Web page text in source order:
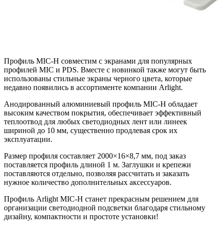
Профиль MIC-H совместим с экранами для популярных
профилей MIC и PDS. Вместе с новинкой также могут быть
использованы стильные экраны черного цвета, которые
недавно появились в ассортименте компании Arlight.
Анодированный алюминиевый профиль MIC-H обладает
высоким качеством покрытия, обеспечивает эффективный
теплоотвод для любых светодиодных лент или линеек
шириной до 10 мм, существенно продлевая срок их
эксплуатации.
Размер профиля составляет 2000×16×8,7 мм, под заказ
поставляется профиль длиной 1 м. Заглушки и крепежи
поставляются отдельно, позволяя рассчитать и заказать
нужное количество дополнительных аксессуаров.
Профиль Arlight MIC-H станет прекрасным решением для
организации светодиодной подсветки благодаря стильному
дизайну, компактности и простоте установки!